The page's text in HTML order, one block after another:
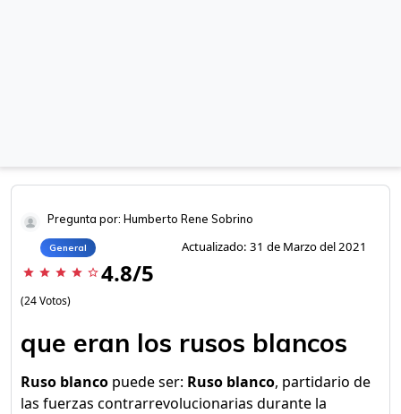
Pregunta por: Humberto Rene Sobrino
General Actualizado: 31 de Marzo del 2021
star star star star star_border 4.8/5
(24 Votos)
que eran los rusos blancos
Ruso blanco puede ser: Ruso blanco, partidario de
las fuerzas contrarrevolucionarias durante la